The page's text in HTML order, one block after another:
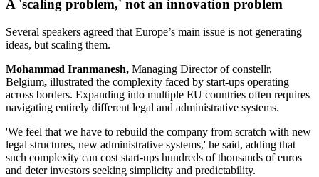
A 'scaling problem,' not an innovation problem
Several speakers agreed that Europe’s main issue is not generating
ideas, but scaling them.
Mohammad Iranmanesh, Managing Director of constellr,
Belgium, illustrated the complexity faced by start-ups operating
across borders. Expanding into multiple EU countries often requires
navigating entirely different legal and administrative systems.
'We feel that we have to rebuild the company from scratch with new
legal structures, new administrative systems,' he said, adding that
such complexity can cost start-ups hundreds of thousands of euros
and deter investors seeking simplicity and predictability.